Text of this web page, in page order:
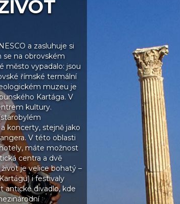
a zasluhuje si
se na obrovském
město vypadalo: jsou
římské termální
muzeu je
Kartága. V
kultury.
koncerty, stejně jako
V této oblasti
máte možnost
centra a dvě
je velice bohatý –
i festivaly
antické divadlo, kde